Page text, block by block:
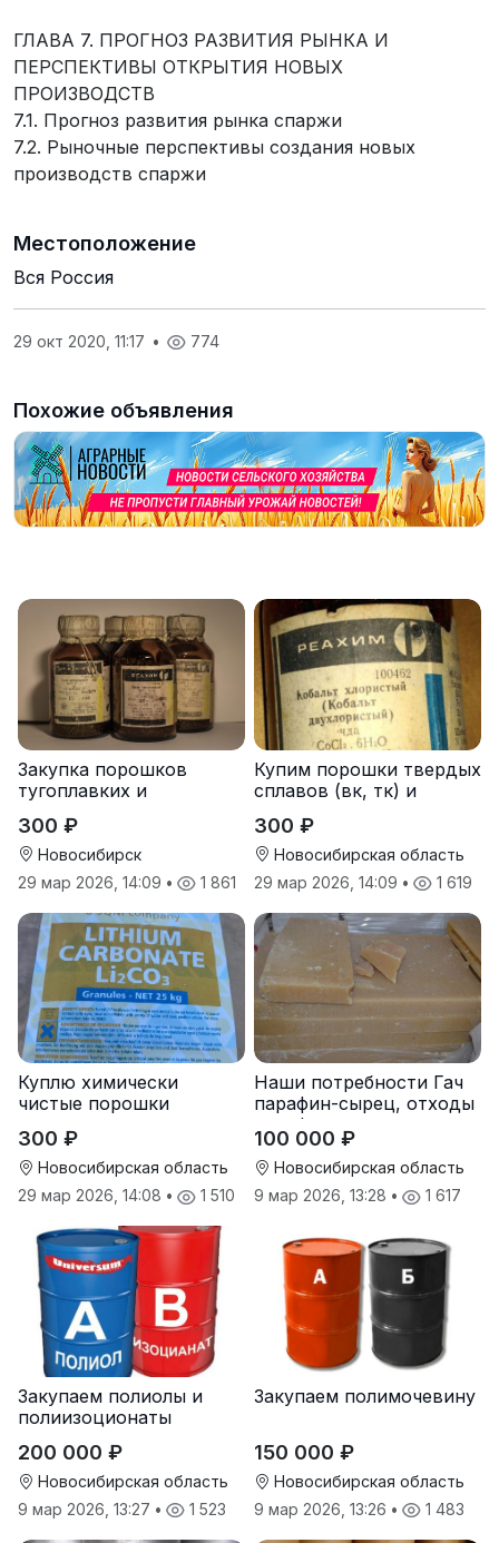
ГЛАВА 7. ПРОГНОЗ РАЗВИТИЯ РЫНКА И
ПЕРСПЕКТИВЫ ОТКРЫТИЯ НОВЫХ
ПРОИЗВОДСТВ
7.1. Прогноз развития рынка спаржи
7.2. Рыночные перспективы создания новых
производств спаржи
Местоположение
Вся Россия
29 окт 2020, 11:17 • 774
Похожие объявления
Закупка порошков
тугоплавких и
металлов
300 ₽
Новосибирск
29 мар 2026, 14:09 • 1 861
Купим порошки твердых
сплавов (вк, тк) и
300 ₽
Новосибирская область
29 мар 2026, 14:09 • 1 619
Куплю химически
чистые порошки
300 ₽
Новосибирская область
29 мар 2026, 14:08 • 1 510
Наши потребности Гач
парафин-сырец, отходы
парафина
100 000 ₽
Новосибирская область
9 мар 2026, 13:28 • 1 617
Закупаем полиолы и
полиизоционаты
200 000 ₽
Новосибирская область
9 мар 2026, 13:27 • 1 523
Закупаем полимочевину
150 000 ₽
Новосибирская область
9 мар 2026, 13:26 • 1 483